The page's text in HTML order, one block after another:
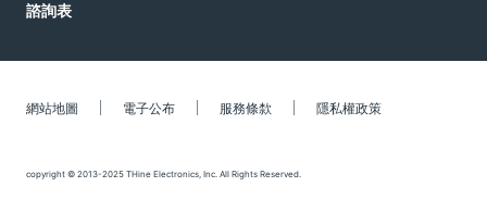
諮詢表
網站地圖 電子公布 服務條歀 隱私權政策
copyright © 2013-2025 THine Electronics, Inc. All Rights Reserved.